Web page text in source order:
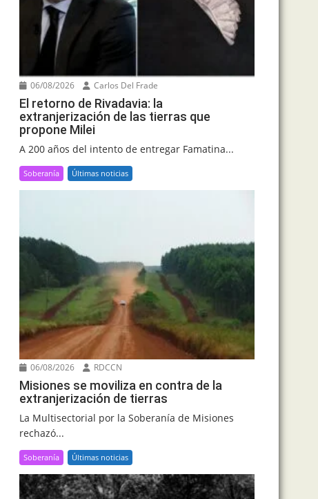
06/08/2026 Carlos Del Frade
El retorno de Rivadavia: la
extranjerización de las tierras que
propone Milei
A 200 años del intento de entregar Famatina...
Soberanía Últimas noticias
06/08/2026 RDCCN
Misiones se moviliza en contra de la
extranjerización de tierras
La Multisectorial por la Soberanía de Misiones
rechazó...
Soberanía Últimas noticias